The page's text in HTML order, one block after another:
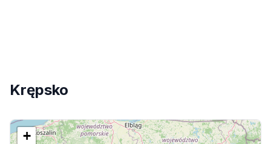
Krępsko
+